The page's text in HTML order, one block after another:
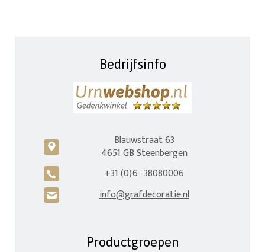
Bedrijfsinfo
c
Blauwstraat 63
4651 GB Steenbergen
A +31 (0)6 -38080006
H info@grafdecoratie.nl
Productgroepen